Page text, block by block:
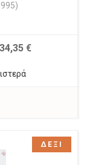
34,35 €
ΔΕΞΙ